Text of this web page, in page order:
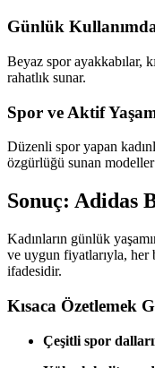
Günlük
Beyaz spor ayakkabılar,
rahatlık sunar.
Spor ve Aktif
Düzenli spor yapan
özgürlüğü sunan
Sonuç: Adidas
Kadınların günlük
ve uygun fiyatlarıyla, her
ifadesidir.
Kısaca Özetlemek
Çeşitli spor